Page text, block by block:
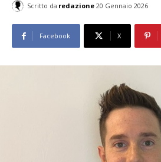
Scritto da redazione 20 Gennaio 2026
Facebook X